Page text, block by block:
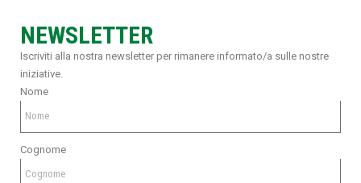
NEWSLETTER
Iscriviti alla nostra newsletter per rimanere informato/a sulle nostre
iniziative.
Nome
Cognome